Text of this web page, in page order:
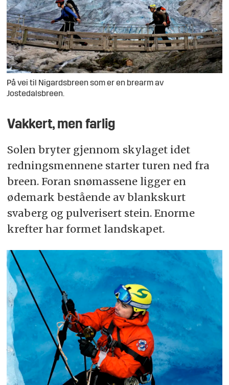
På vei til Nigardsbreen som er en brearm av
Jostedalsbreen.
Vakkert, men farlig
Solen bryter gjennom skylaget idet
redningsmennene starter turen ned fra
breen. Foran snømassene ligger en
ødemark bestående av blankskurt
svaberg og pulverisert stein. Enorme
krefter har formet landskapet.